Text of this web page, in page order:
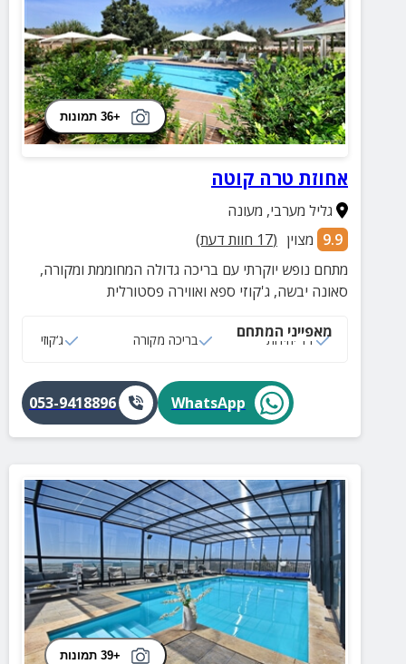
+36 תמונות
אחוזת טרה קוטה
גליל מערבי, מעונה
9.9 מצוין (
17 חוות דעת)
מתחם נופש יוקרתי עם בריכה גדולה המחוממת ומקורה,
סאונה יבשה, ג'קוזי ספא ואווירה פסטורלית
מאפייני המתחם
11 יחידות בריכה מקורה ג‘קוזי
WhatsApp
053-9418896
+39 תמונות